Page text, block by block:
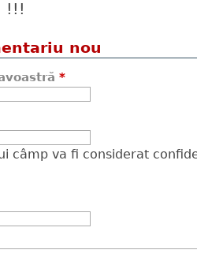
!!!
nou
*
câmp va fi considerat